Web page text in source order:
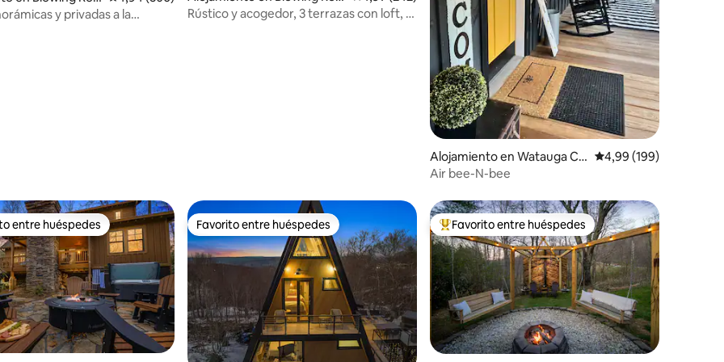
y privadas a la
k
Rústico y acogedor, 3 terrazas con loft, a
Alojamiento en Watauga Co
unty
Calificación promedio:
4,99 (199)
Air bee-N-bee
los huéspedes más destacados
entre huéspedes Favorito entre huéspedes
Favorito entre huéspedes Favorito entre los huéspedes más destacados
Favorito entre huéspedes